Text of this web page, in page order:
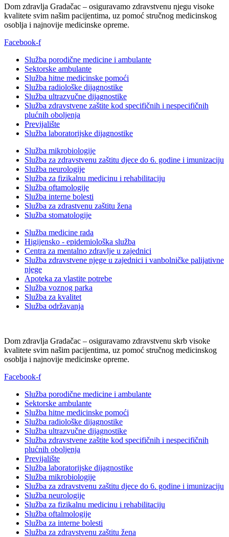
Dom zdravlja Gradačac – osiguravamo zdravstvenu njegu visoke
kvalitete svim našim pacijentima, uz pomoć stručnog medicinskog
osoblja i najnovije medicinske opreme.
Facebook-f
Služba porodične medicine i ambulante
Sektorske ambulante
Služba hitne medicinske pomoći
Služba radiološke dijagnostike
Služba ultrazvučne dijagnostike
Služba zdravstvene zaštite kod specifičnih i nespecifičnih
plućnih oboljenja
Previjalište
Služba laboratorijske dijagnostike
Služba mikrobiologije
Služba za zdravstvenu zaštitu djece do 6. godine i imunizaciju
Služba neurologije
Služba za fizikalnu medicinu i rehabilitaciju
Služba oftamologije
Služba interne bolesti
Služba za zdrastvenu zaštitu žena
Služba stomatologije
Služba medicine rada
Higijensko - epidemiološka služba
Centra za mentalno zdravlje u zajednici
Služba zdravstvene njege u zajednici i vanbolničke palijativne
njege
Apoteka za vlastite potrebe
Služba voznog parka
Služba za kvalitet
Služba održavanja
Dom zdravlja Gradačac – osiguravamo zdravstvenu skrb visoke
kvalitete svim našim pacijentima, uz pomoć stručnog medicinskog
osoblja i najnovije medicinske opreme.
Facebook-f
Služba porodične medicine i ambulante
Sektorske ambulante
Služba hitne medicinske pomoći
Služba radiološke dijagnostike
Služba ultrazvučne dijagnostike
Služba zdravstvene zaštite kod specifičnih i nespecifičnih
plućnih oboljenja
Previjalište
Služba laboratorijske dijagnostike
Služba mikrobiologije
Služba za zdravstvenu zaštitu djece do 6. godine i imunizaciju
Služba neurologije
Služba za fizikalnu medicinu i rehabilitaciju
Služba oftalmologije
Služba za interne bolesti
Služba za zdravstvenu zaštitu žena